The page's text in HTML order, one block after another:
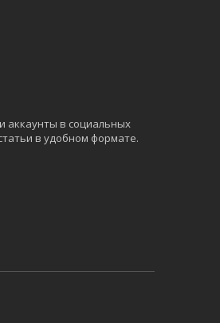
аккаунты в социальных
в удобном формате.